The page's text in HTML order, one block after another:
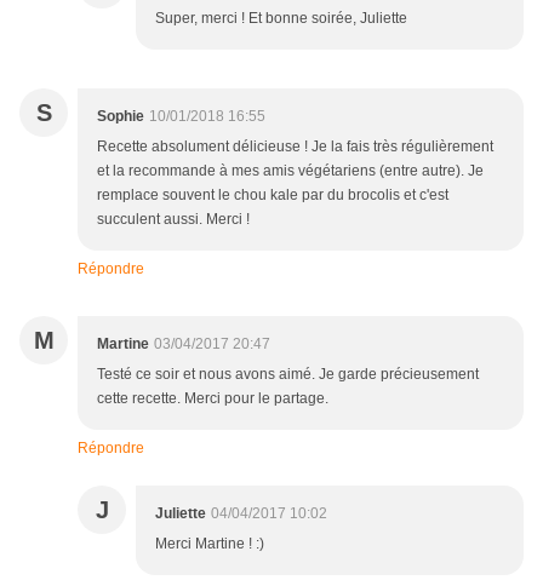
Super, merci ! Et bonne soirée, Juliette
S Sophie 10/01/2018 16:55
Recette absolument délicieuse ! Je la fais très régulièrement
et la recommande à mes amis végétariens (entre autre). Je
remplace souvent le chou kale par du brocolis et c'est
succulent aussi. Merci !
Répondre
M Martine 03/04/2017 20:47
Testé ce soir et nous avons aimé. Je garde précieusement
cette recette. Merci pour le partage.
Répondre
J Juliette 04/04/2017 10:02
Merci Martine ! :)